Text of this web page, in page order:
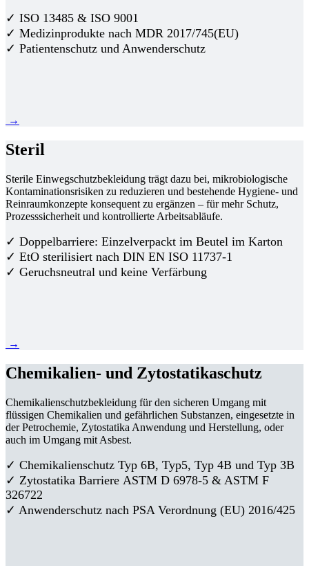
✓ ISO 13485 & ISO 9001
✓ Medizinprodukte nach MDR 2017/745(EU)
✓ Patientenschutz und Anwenderschutz
→
Steril
Sterile Einwegschutzbekleidung trägt dazu bei, mikrobiologische
Kontaminationsrisiken zu reduzieren und bestehende Hygiene- und
Reinraumkonzepte konsequent zu ergänzen – für mehr Schutz,
Prozesssicherheit und kontrollierte Arbeitsabläufe.
✓ Doppelbarriere: Einzelverpackt im Beutel im Karton
✓ EtO sterilisiert nach DIN EN ISO 11737-1
✓ Geruchsneutral und keine Verfärbung
→
Chemikalien- und Zytostatikaschutz
Chemikalienschutzbekleidung für den sicheren Umgang mit
flüssigen Chemikalien und gefährlichen Substanzen, eingesetzte in
der Petrochemie, Zytostatika Anwendung und Herstellung, oder
auch im Umgang mit Asbest.
✓ Chemikalienschutz Typ 6B, Typ5, Typ 4B und Typ 3B
✓ Zytostatika Barriere ASTM D 6978-5 & ASTM F
326722
✓ Anwenderschutz nach PSA Verordnung (EU) 2016/425